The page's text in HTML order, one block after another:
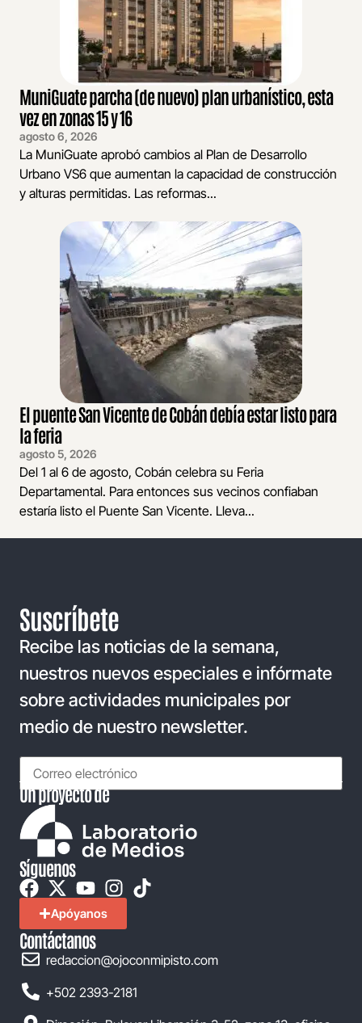
MuniGuate parcha (de nuevo) plan urbanístico, esta
vez en zonas 15 y 16
agosto 6, 2026
La MuniGuate aprobó cambios al Plan de Desarrollo
Urbano VS6 que aumentan la capacidad de construcción
y alturas permitidas. Las reformas...
El puente San Vicente de Cobán debía estar listo para
la feria
agosto 5, 2026
Del 1 al 6 de agosto, Cobán celebra su Feria
Departamental. Para entonces sus vecinos confiaban
estaría listo el Puente San Vicente. Lleva...
Suscríbete
Recibe las noticias de la semana,
nuestros nuevos especiales e infórmate
sobre actividades municipales por
medio de nuestro newsletter.
Un proyecto de
Síguenos
Apóyanos
Contáctanos
redaccion@ojoconmipisto.com
+502 2393-2181